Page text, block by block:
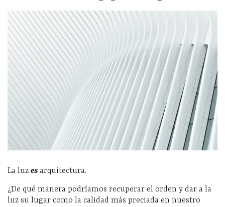
La luz es arquitectura.
¿De qué manera podríamos recuperar el orden y dar a la
luz su lugar como la calidad más preciada en nuestro